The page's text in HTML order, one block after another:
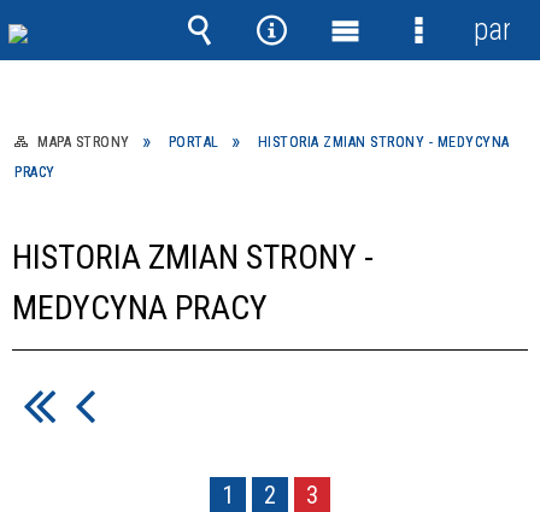
MAPA STRONY PORTAL
HISTORIA ZMIAN STRONY - MEDYCYNA
PRACY
HISTORIA ZMIAN STRONY -
MEDYCYNA PRACY
1 2 3
Wyszukiwarka
Narzędzia
Menu Menu
panel